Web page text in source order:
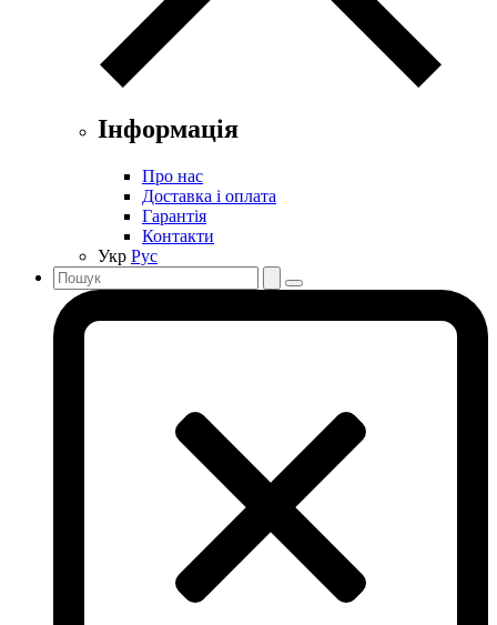
Інформація
Про нас
Доставка і оплата
Гарантія
Контакти
Укр Рус